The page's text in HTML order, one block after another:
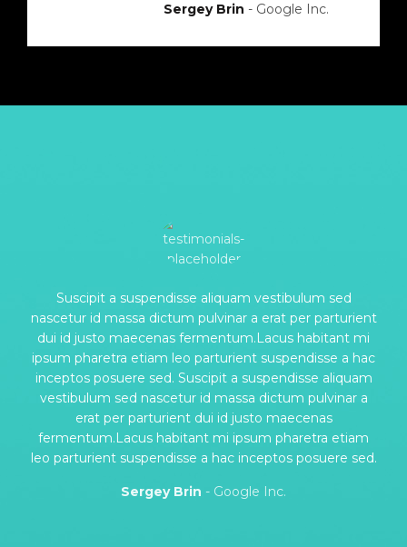
Sergey Brin Google Inc.
Suscipit a suspendisse aliquam vestibulum sed
nascetur id massa dictum pulvinar a erat per parturient
dui id justo maecenas fermentum.Lacus habitant mi
ipsum pharetra etiam leo parturient suspendisse a hac
inceptos posuere sed. Suscipit a suspendisse aliquam
vestibulum sed nascetur id massa dictum pulvinar a
erat per parturient dui id justo maecenas
fermentum.Lacus habitant mi ipsum pharetra etiam
leo parturient suspendisse a hac inceptos posuere sed.
Sergey Brin Google Inc.